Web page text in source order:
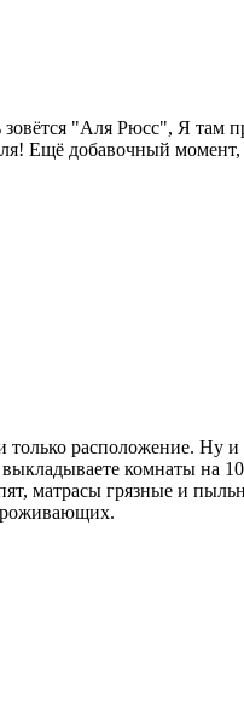
"Аля Рюсс", Я там
Ещё добавочный
только расположение.
комнаты на
матрасы грязные и